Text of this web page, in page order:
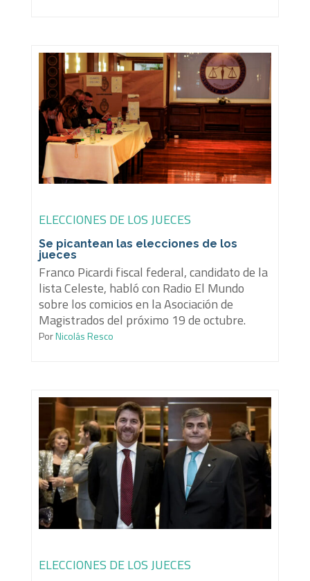
ELECCIONES DE LOS JUECES
Se picantean las elecciones de los
jueces
Franco Picardi fiscal federal, candidato de la
lista Celeste, habló con Radio El Mundo
sobre los comicios en la Asociación de
Magistrados del próximo 19 de octubre.
PorNicolás Resco
ELECCIONES DE LOS JUECES